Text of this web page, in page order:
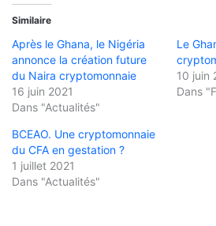
Similaire
Après le Ghana, le Nigéria
annonce la création future
du Naira cryptomonnaie
16 juin 2021
Dans "Actualités"
Le
10 juin
Dans
BCEAO. Une cryptomonnaie
du CFA en gestation ?
1 juillet 2021
Dans "Actualités"